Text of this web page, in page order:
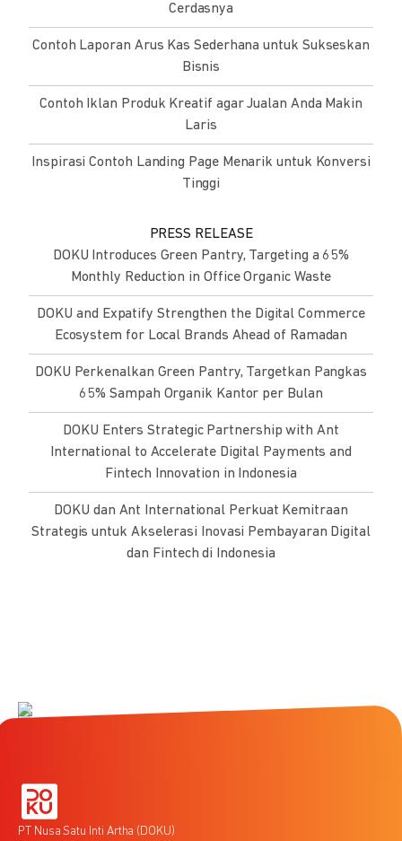
Cerdasnya
Contoh Laporan Arus Kas Sederhana untuk Sukseskan
Bisnis
Contoh Iklan Produk Kreatif agar Jualan Anda Makin
Laris
Inspirasi Contoh Landing Page Menarik untuk Konversi
Tinggi
PRESS RELEASE
DOKU Introduces Green Pantry, Targeting a 65%
Monthly Reduction in Office Organic Waste
DOKU and Expatify Strengthen the Digital Commerce
Ecosystem for Local Brands Ahead of Ramadan
DOKU Perkenalkan Green Pantry, Targetkan Pangkas
65% Sampah Organik Kantor per Bulan
DOKU Enters Strategic Partnership with Ant
International to Accelerate Digital Payments and
Fintech Innovation in Indonesia
DOKU dan Ant International Perkuat Kemitraan
Strategis untuk Akselerasi Inovasi Pembayaran Digital
dan Fintech di Indonesia
PT Nusa Satu Inti Artha (DOKU)